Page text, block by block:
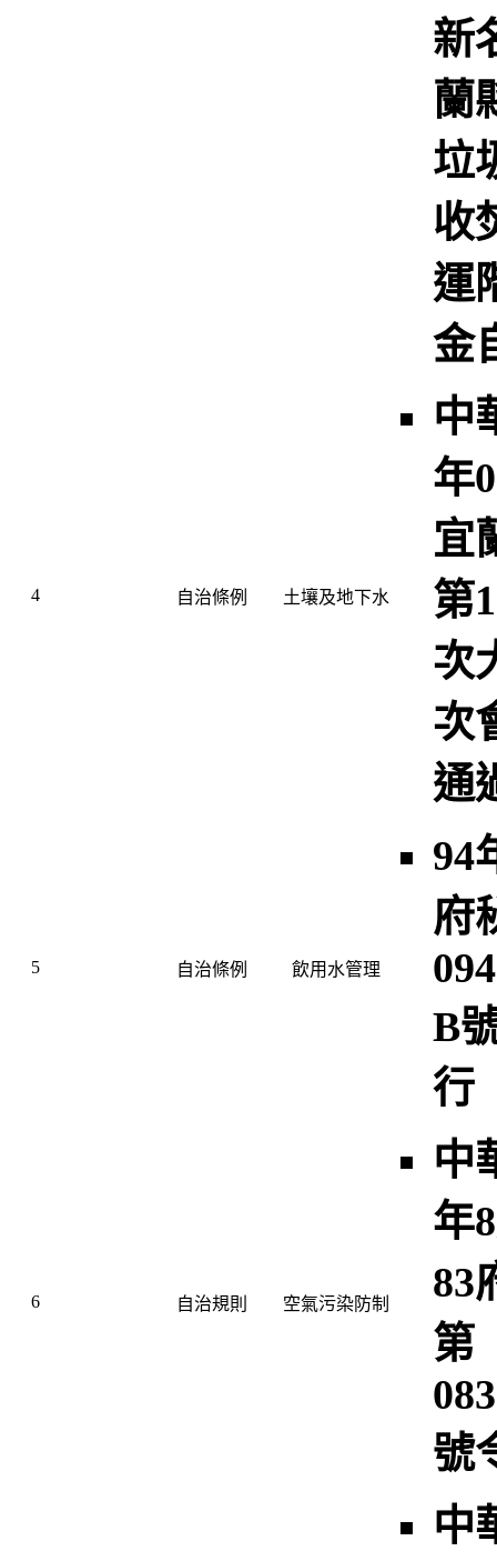
新
蘭
垃
收
運
金
4 自治條例 土壤及地下水
中
年
宜
第
次
次
通
5 自治條例 飲用水管理
94
府
B
行
6 自治規則 空氣污染防制
中
年
83
第
號
中